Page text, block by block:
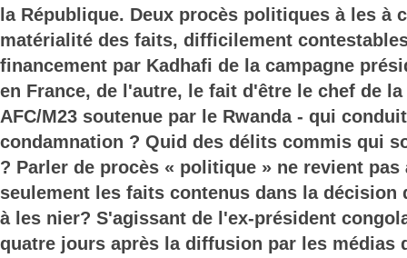
la République. Deux procès politiques à les à
matérialité des faits, difficilement
financement par Kadhafi de la campagne
en France, de l'autre, le fait d'être le chef de
AFC/M23 soutenue par le Rwanda - qui
condamnation ? Quid des délits commis qui
? Parler de procès « politique » ne revient pas
seulement les faits contenus dans la décision
à les nier? S'agissant de l'ex-président
quatre jours après la diffusion par les médias